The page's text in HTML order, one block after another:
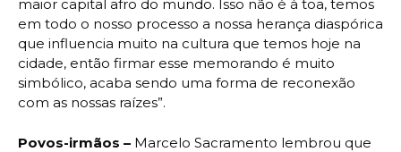
maior capital afro do mundo. Isso não é à toa, temos
em todo o nosso processo a nossa herança diaspórica
que influencia muito na cultura que temos hoje na
cidade, então firmar esse memorando é muito
simbólico, acaba sendo uma forma de reconexão
com as nossas raízes”.
Povos-irmãos – Marcelo Sacramento lembrou que